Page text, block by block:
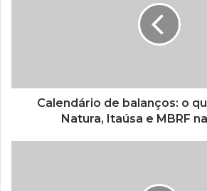
Calendário de balanços: o
Natura, Itaúsa e MBRF